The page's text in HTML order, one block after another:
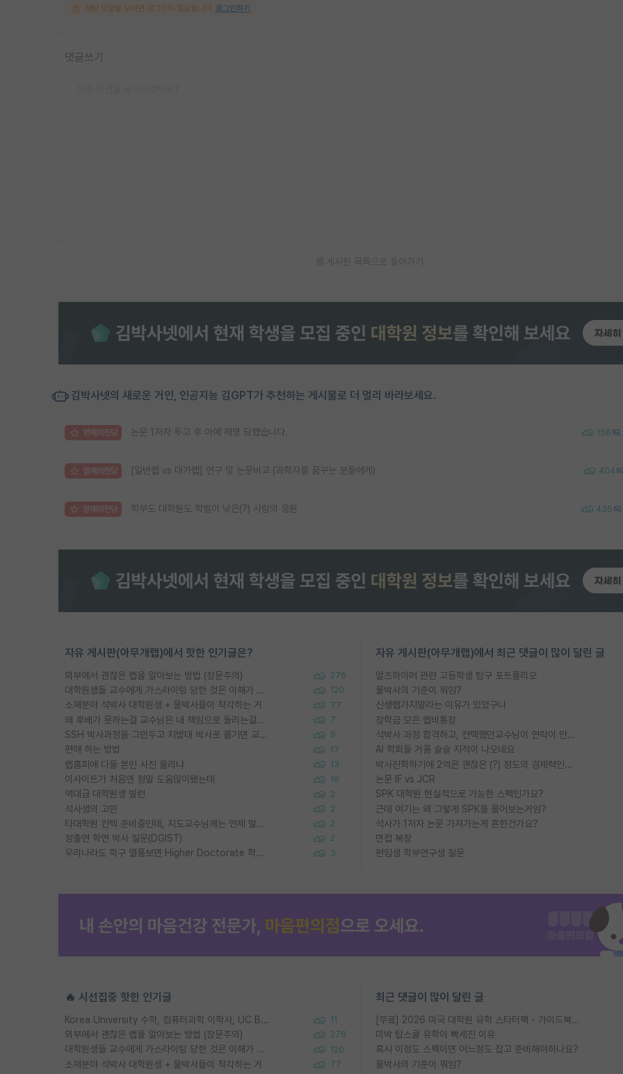
해당 댓글을 보려면 로그인이 필요합니다. 로그인하기
댓글쓰기
게시판 목록으로 돌아가기
김박사넷의 새로운 거인, 인공지능 김GPT가 추천하는 게시물로 더 멀리 바라보세요.
명예의전당 논문 1저자 투고 후 아예 제명 당했습니다. 156
명예의전당 [일반랩 vs 대가랩] 연구 및 논문비교 (과학자를 꿈꾸는 분들에게) 404
명예의전당 학부도 대학원도 학벌이 낮은(?) 사람의 응원 435
자유 게시판(아무개랩)에서 핫한 인기글은?
외부에서 괜찮은 랩을 알아보는 방법 (장문주의) 276
대학원생들 교수에게 가스라이팅 당한 것은 이해가 갑니다. 안타깝네요. 120
소재분야 석박사 대학원생 + 물박사들이 착각하는 거 77
왜 후배가 못하는걸 교수님은 내 책임으로 돌리는걸까요? 7
SSH 박사과정을 그만두고 지방대 박사로 옮기면 교수의 꿈은 끝일까요? 9
편애 하는 방법 17
랩홈피에 다들 본인 사진 올리냐 13
이사이트가 처음엔 정말 도움많이됐는데 16
역대급 대학원생 빌런 2
석사생의 고민 2
타대학원 컨텍 준비중인데, 지도교수님께는 언제 말씀드려야 할까요? 2
정출연 학연 박사 질문(DGIST) 2
우리나라도 학구 열풍보면 Higher Doctorate 학위가 필요하다고 봅니다. 3
자유 게시판(아무개랩)에서 최근 댓글이 많이 달린 글
알츠하이머 관련 고등학생 탐구 포트폴리오
물박사의 기준이 뭐임?
신생랩가지말라는 이유가 있었구나
장학금 모은 랩비통장
석박사 과정 합격하고, 컨택했던교수님이 연락이 안됩니다...
AI 학회들 거품 슬슬 지적이 나오네요
박사진학하기에 2억은 괜찮은 (?) 정도의 경제력인가요
논문 IF vs JCR
SPK 대학원 현실적으로 가능한 스펙인가요?
근데 여기는 왜 그렇게 SPK를 물어보는거임?
석사가 1저자 논문 가져가는게 흔한건가요?
면접 복장
편입생 학부연구생 질문
🔥 시선집중 핫한 인기글
Korea University 수학, 컴퓨터과학 이학사, UC Berkeley 산업공학 대학원 공학박사가 되는 것은 쉽지 않겠죠? 11
외부에서 괜찮은 랩을 알아보는 방법 (장문주의) 276
대학원생들 교수에게 가스라이팅 당한 것은 이해가 갑니다. 안타깝네요. 120
소재분야 석박사 대학원생 + 물박사들이 착각하는 거 77
최근 댓글이 많이 달린 글
[무료] 2026 미국 대학원 유학 스타터팩 - 가이드북 & 합격자 컨택메일 템플릿
미박 탑스쿨 유학이 빡세진 이유
혹시 이정도 스펙이면 어느정도 잡고 준비해야하나요?
물박사의 기준이 뭐임?